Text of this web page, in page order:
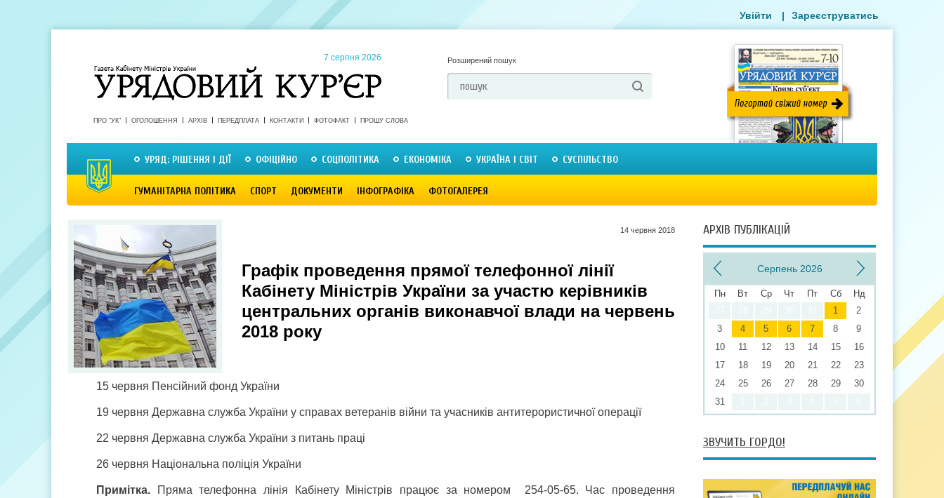
7 серпня 2026 Розширений пошук
ПРО "УК" ОГОЛОШЕННЯ АРХІВ ПЕРЕДПЛАТА КОНТАКТИ ФОТОФАКТ ПРОШУ СЛОВА
УРЯД: РІШЕННЯ І ДІЇ ОФІЦІЙНО СОЦПОЛІТИКА ЕКОНОМІКА УКРАЇНА І СВІТ СУСПІЛЬСТВО
ГУМАНІТАРНА ПОЛІТИКА СПОРТ ДОКУМЕНТИ ІНФОГРАФІКА ФОТОГАЛЕРЕЯ
Увійти | Зареєструватись
14 червня 2018
Графік проведення прямої телефонної лінії
Кабінету Міністрів України за участю керівників
центральних органів виконавчої влади на червень
2018 року
15 червня Пенсійний фонд України
19 червня Державна служба України у справах ветеранів війни та учасників антитерористичної операції
22 червня Державна служба України з питань праці
26 червня Національна поліція України
Примітка. Пряма телефонна лінія Кабінету Міністрів працює за номером 254-05-65. Час проведення
АРХІВ ПУБЛІКАЦІЙ
Серпень 2026
Пн Вт Ср Чт Пт Сб
Нд
1
2
3
4 5 6 7 8
9
10
11 12 13 14 15
16
17
18 19 20 21 22
23
24
25 26 27 28 29
30
31
ЗВУЧИТЬ ГОРДО!